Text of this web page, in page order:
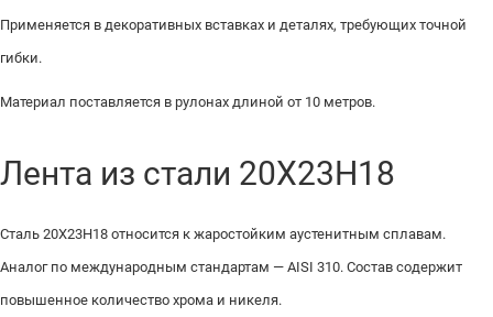
Применяется в декоративных вставках и деталях, требующих точной
гибки.
Материал поставляется в рулонах длиной от 10 метров.
Лента из стали 20Х23Н18
Сталь 20Х23Н18 относится к жаростойким аустенитным сплавам.
Аналог по международным стандартам — AISI 310. Состав содержит
повышенное количество хрома и никеля.